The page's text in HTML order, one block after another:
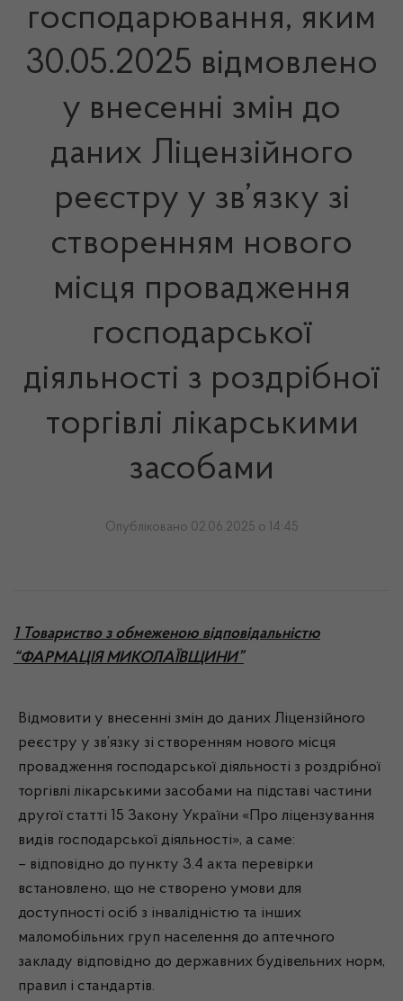
господарювання, яким
30.05.2025 відмовлено
у внесенні змін до
даних Ліцензійного
реєстру у зв’язку зі
створенням нового
місця провадження
господарської
діяльності з роздрібної
торгівлі лікарськими
засобами
Опубліковано 02.06.2025 о 14:45
1 Товариство з обмеженою відповідальністю
“ФАРМАЦІЯ МИКОЛАЇВЩИНИ”
Відмовити у внесенні змін до даних Ліцензійного
реєстру у зв’язку зі створенням нового місця
провадження господарської діяльності з роздрібної
торгівлі лікарськими засобами на підставі частини
другої статті 15 Закону України «Про ліцензування
видів господарської діяльності», а саме:
– відповідно до пункту 3.4 акта перевірки
встановлено, що не створено умови для
доступності осіб з інвалідністю та інших
маломобільних груп населення до аптечного
закладу відповідно до державних будівельних норм,
правил і стандартів.